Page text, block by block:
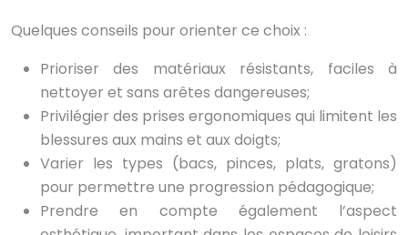
Quelques conseils pour orienter ce choix :
Prioriser des matériaux résistants, faciles à
nettoyer et sans arêtes dangereuses;
Privilégier des prises ergonomiques qui limitent les
blessures aux mains et aux doigts;
Varier les types (bacs, pinces, plats, gratons)
pour permettre une progression pédagogique;
Prendre en compte également l’aspect